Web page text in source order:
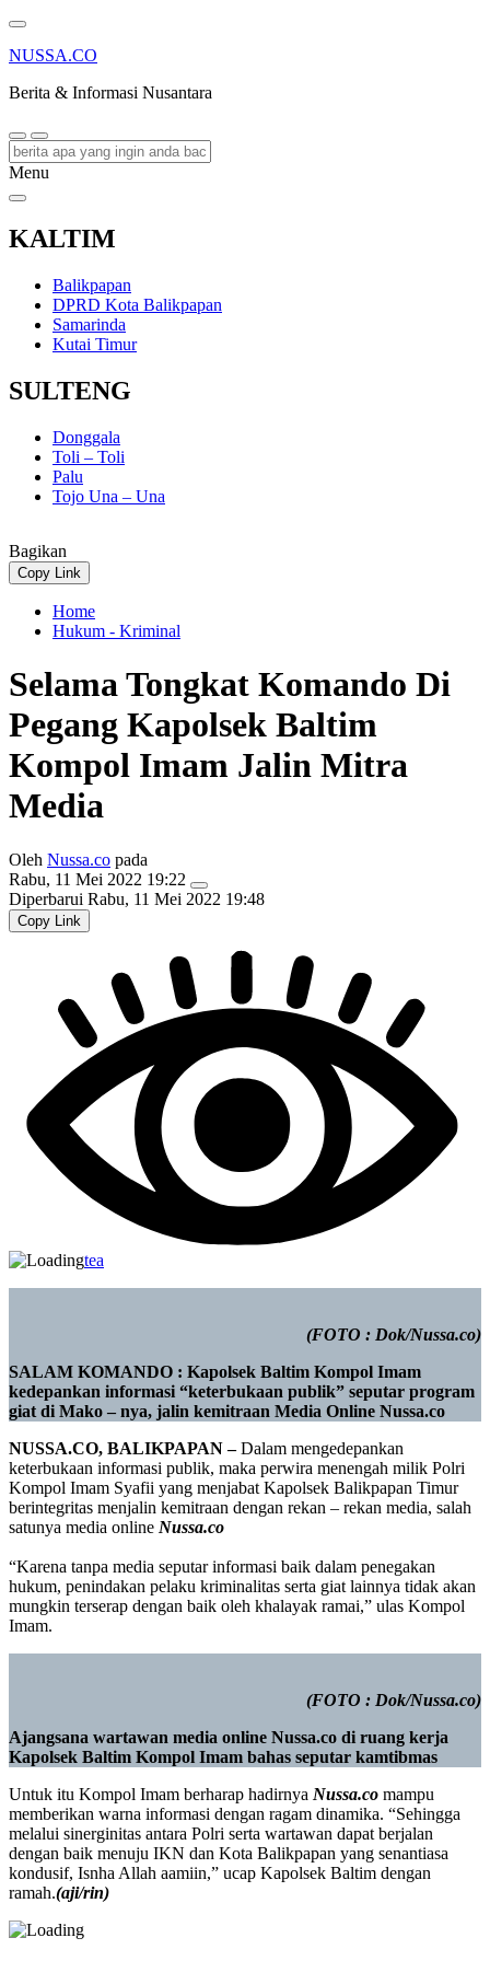
NUSSA.CO
Berita & Informasi Nusantara
Menu
KALTIM
Balikpapan
DPRD Kota Balikpapan
Samarinda
Kutai Timur
SULTENG
Donggala
Toli – Toli
Palu
Tojo Una – Una
Bagikan
Copy Link
Home
Hukum - Kriminal
Selama Tongkat Komando Di
Pegang Kapolsek Baltim
Kompol Imam Jalin Mitra
Media
Oleh Nussa.co pada
Rabu, 11 Mei 2022 19:22
Diperbarui Rabu, 11 Mei 2022 19:48
Copy Link
tea
(FOTO : Dok/Nussa.co)
SALAM KOMANDO : Kapolsek Baltim Kompol Imam
kedepankan informasi “keterbukaan publik” seputar program
giat di Mako – nya, jalin kemitraan Media Online Nussa.co
NUSSA.CO, BALIKPAPAN –Dalam mengedepankan
keterbukaan informasi publik, maka perwira menengah milik Polri
Kompol Imam Syafii yang menjabat Kapolsek Balikpapan Timur
berintegritas menjalin kemitraan dengan rekan – rekan media, salah
satunya media online Nussa.co
“Karena tanpa media seputar informasi baik dalam penegakan
hukum, penindakan pelaku kriminalitas serta giat lainnya tidak akan
mungkin terserap dengan baik oleh khalayak ramai,” ulas Kompol
Imam.
(FOTO : Dok/Nussa.co)
Ajangsana wartawan media online Nussa.co di ruang kerja
Kapolsek Baltim Kompol Imam bahas seputar kamtibmas
Untuk itu Kompol Imam berharap hadirnya Nussa.co mampu
memberikan warna informasi dengan ragam dinamika. “Sehingga
melalui sinerginitas antara Polri serta wartawan dapat berjalan
dengan baik menuju IKN dan Kota Balikpapan yang senantiasa
kondusif, Isnha Allah aamiin,” ucap Kapolsek Baltim dengan
ramah.(aji/rin)